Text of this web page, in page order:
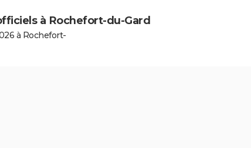
à Rochefort-du-Gard
à Rochefort-